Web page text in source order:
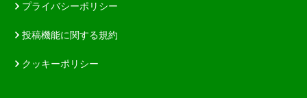
プライバシーポリシー
投稿機能に関する規約
クッキーポリシー